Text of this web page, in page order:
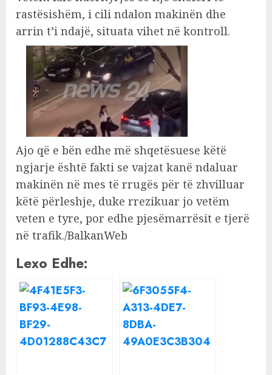
rastësishëm, i cili ndalon makinën dhe
arrin t’i ndajë, situata vihet në kontroll.
Ajo që e bën edhe më shqetësuese këtë
ngjarje është fakti se vajzat kanë ndaluar
makinën në mes të rrugës për të zhvilluar
këtë përleshje, duke rrezikuar jo vetëm
veten e tyre, por edhe pjesëmarrësit e tjerë
në trafik./BalkanWeb
Lexo Edhe: